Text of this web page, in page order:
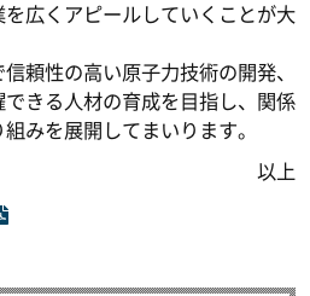
広くアピールしていくことが大
頼性の高い原子力技術の開発、
きる人材の育成を目指し、関係
みを展開してまいります。
以上